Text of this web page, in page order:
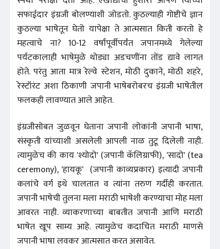
सफाईदार इंग्रजी बोलण्याशी जोडतो. कुठल्याही गोष्टीचे ज्ञान
कुठल्या भाषेतून घेतो यापेक्षा ते आत्मसात किती करतो हे
महत्वाचे ना? 10-12 वर्षांपूर्वीपर्यंत जपानमध्ये गेलेल्या
पर्यटकालाही भाषेमुळे थोड्या अडचणींना तोंड द्यावे लागत
होते. परंतु आता मात्र रेल्वे स्टेशन, मोठी दुकाने, मोठी शहरे,
रेस्टॉरंट अशा ठिकाणी जपानी भाषेबरोबरच इंग्रजी भाषेतील
फलकही लावण्यात आले आहेत.
इंग्रजीसोबत जुळवून घेताना जपानी लोकांनी जपानी भाषा,
संस्कृती यांच्याशी असलेली आपली नाळ तुटू दिलेली नाही.
त्यामुळेच की काय 'श्योदो' (जपानी कॅलिग्राफी), 'सादो' (tea
ceremony), 'हायकू' (जपानी काव्यप्रकार) इत्यादी जपानी
कलांचे वर्ग इथे चालतात व त्यांना तरुण गर्दीही करतात.
जपानी भाषेची तुलना मला मराठी भाषेशी करण्याचा मोह मला
आवरत नाही. व्याकरणाच्या बाबतीत जपानी आणि मराठी
भाषेत खूप साम्य आहे. त्यामुळेच कदाचित मराठी माणसे
जपानी भाषा लवकर आत्मसात करत असावेत.